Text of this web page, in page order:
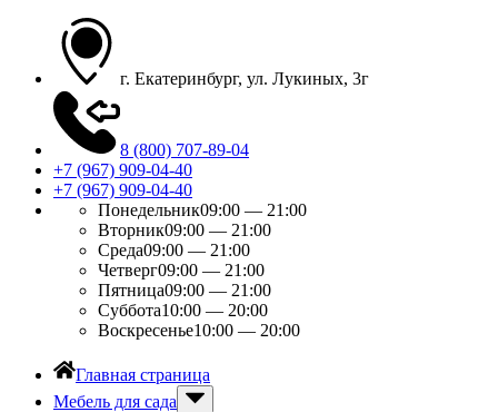
г. Екатеринбург, ул. Лукиных, 3г
8 (800) 707-89-04
+7 (967) 909-04-40
+7 (967) 909-04-40
Понедельник09:00 — 21:00
Вторник09:00 — 21:00
Среда09:00 — 21:00
Четверг09:00 — 21:00
Пятница09:00 — 21:00
Суббота10:00 — 20:00
Воскресенье10:00 — 20:00
Главная страница
Мебель для сада